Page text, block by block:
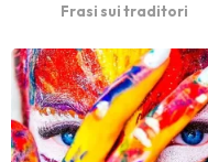
Frasi sui traditori